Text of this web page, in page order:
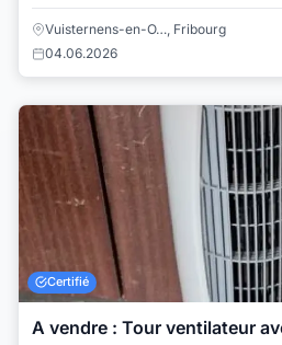
Vuisternens-en-O…, Fribourg
04.06.2026
Certifié
A vendre : Tour ventilateur